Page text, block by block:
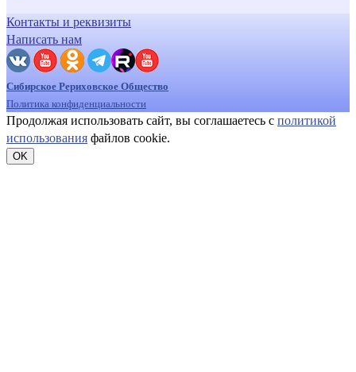
Контакты и реквизиты
Написать нам
Сибирское Рериховское Общество
Политика конфиденциальности
Продолжая использовать сайт, вы соглашаетесь с политикой
использования файлов cookie.
OK